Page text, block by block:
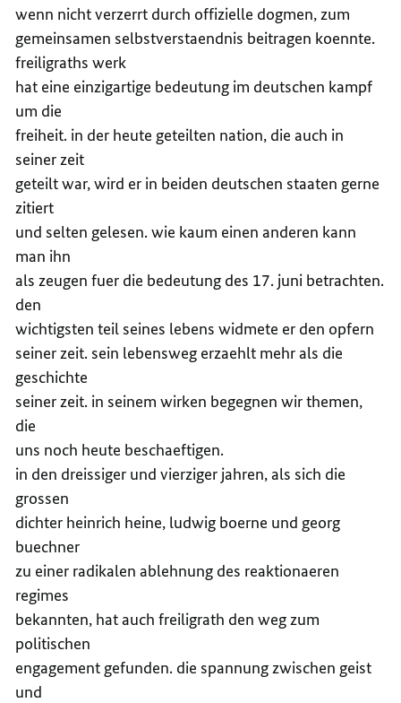
wenn nicht verzerrt durch offizielle dogmen, zum
gemeinsamen selbstverstaendnis beitragen koennte.
freiligraths werk
hat eine einzigartige bedeutung im deutschen kampf
um die
freiheit. in der heute geteilten nation, die auch in
seiner zeit
geteilt war, wird er in beiden deutschen staaten gerne
zitiert
und selten gelesen. wie kaum einen anderen kann
man ihn
als zeugen fuer die bedeutung des 17. juni betrachten.
den
wichtigsten teil seines lebens widmete er den opfern
seiner zeit. sein lebensweg erzaehlt mehr als die
geschichte
seiner zeit. in seinem wirken begegnen wir themen,
die
uns noch heute beschaeftigen.
in den dreissiger und vierziger jahren, als sich die
grossen
dichter heinrich heine, ludwig boerne und georg
buechner
zu einer radikalen ablehnung des reaktionaeren
regimes
bekannten, hat auch freiligrath den weg zum
politischen
engagement gefunden. die spannung zwischen geist
und